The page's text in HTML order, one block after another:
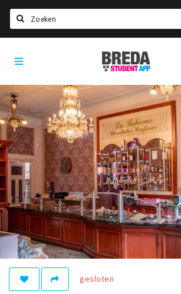
HOME
STUDEREN
Voel je thuis in Breda | GoodMood
Welkom in Breda
Studentenverenigingen
Studentenraad
Studentenroutes
New in town? Check FAQ!
WONEN
Woonruimte
Inschrijven gemeente
Breda
Student
gesloten